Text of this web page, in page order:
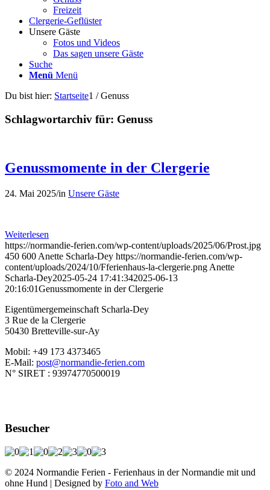
Freizeit
Clergerie-Geflüster
Unsere Gäste
Fotos und Videos
Das sagen unsere Gäste
Suche
Menü Menü
Du bist hier: Startseite1 / Genuss
Schlagwortarchiv für: Genuss
Genussmomente in der Clergerie
24. Mai 2025/in Unsere Gäste
Weiterlesen
https://normandie-ferien.com/wp-content/uploads/2025/06/Prost.jpg
450 600 Anette Scharla-Dey https://normandie-ferien.com/wp-
content/uploads/2024/10/Fferienhaus-la-clergerie.png Anette
Scharla-Dey2025-05-24 17:41:342025-06-13
20:16:01Genussmomente in der Clergerie
Eigentümergemeinschaft Scharla-Dey
3 Rue de la Clergerie
50430 Bretteville-sur-Ay
Mobil: +49 173 4373465
E-Mail: post@normandie-ferien.com
N° SIRET : 93974770500019
Besucher
© 2024 Normandie Ferien - Ferienhaus in der Normandie mit und
ohne Hund | Designed by Foto and Web